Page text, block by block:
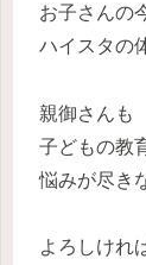
お子さんの
ハイスタの
親御さんも
子どもの教
悩みが尽き
よろしけれ